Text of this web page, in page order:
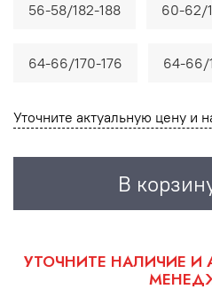
Уточните актуальную цену и
В
56-58/182-188 60-62/
64-66/170-176 64-66/
УТОЧНИТЕ НАЛИЧИЕ И